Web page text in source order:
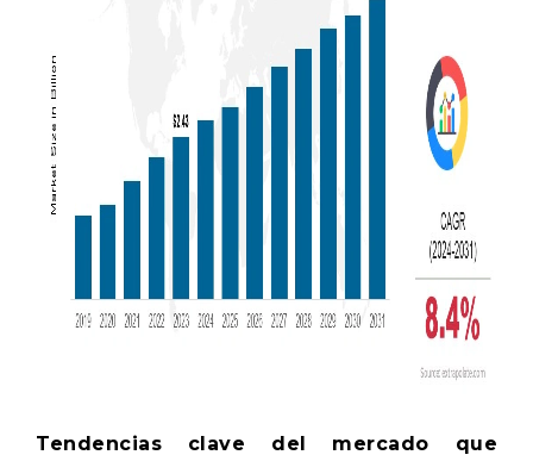
Tendencias clave del mercado que